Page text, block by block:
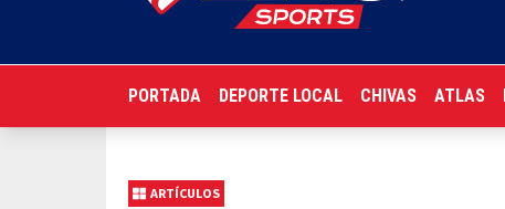
PORTADA DEPORTE LOCAL CHIVAS ATLAS
ARTÍCULOS